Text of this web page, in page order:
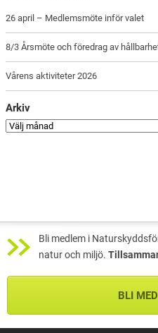
26 april – Medlemsmöte inför valet
8/3 Årsmöte och föredrag av
Vårens aktiviteter 2026
Arkiv
Bli medlem i
natur och miljö.
BLI